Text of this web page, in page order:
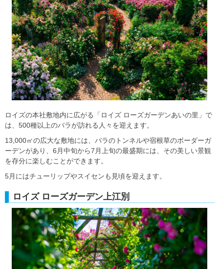
ロイズの本社敷地内に広がる「ロイズ ローズガーデンあいの里」で
は、500種以上のバラが訪れる人々を迎えます。
13,000㎡の広大な敷地には、バラのトンネルや宿根草のボーダーガ
ーデンがあり、6月中旬から7月上旬の最盛期には、その美しい景観
を存分に楽しむことができます。
5月にはチューリップやスイセンも見頃を迎えます。
ロイズ ローズガーデン上江別